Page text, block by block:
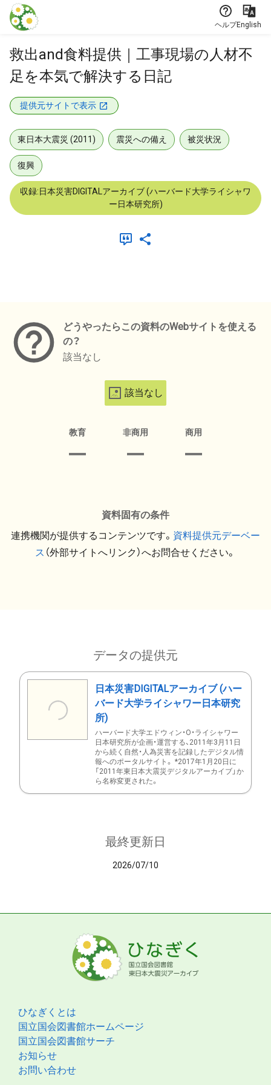
本文に飛ぶ
ヘルプEnglish
救出and食料提供｜工事現場の人材不
足を本気で解決する日記
提供元サイトで表示
東日本大震災 (2011) 震災への備え 被災状況
復興
収録:日本災害DIGITALアーカイブ (ハーバード大学ライシャワ
ー日本研究所)
どうやったらこの資料のWebサイトを使える
の？
該当なし
該当なし
教育 非商用 商用
資料固有の条件
連携機関が提供するコンテンツです。 資料提供元デーベー
ス （外部サイトへリンク）へお問合せください。
データの提供元
日本災害DIGITALアーカイブ (ハー
バード大学ライシャワー日本研究
所)
ハーバード大学エドウィン・O・ライシャワー
日本研究所が企画・運営する、2011年3月11日
から続く自然・人為災害を記録したデジタル情
報へのポータルサイト。 *2017年1月20日に
「2011年東日本大震災デジタルアーカイブ」か
ら名称変更された。
最終更新日
2026/07/10
ひなぎくとは
国立国会図書館ホームページ
国立国会図書館サーチ
お知らせ
お問い合わせ